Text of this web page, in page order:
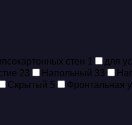
стен 1 для
23 Напольный 33
Скрытый 5 Фронтальная